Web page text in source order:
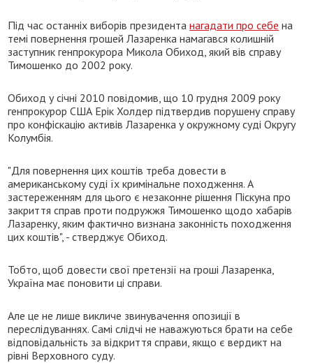
Під час останніх виборів президентанагадати про себе на
темі повернення грошей Лазаренка намагався колишній
заступник генпрокурора Микола Обиход, який вів справу
Тимошенко до 2002 року.
Обиход у січні 2010 повідомив, що 10 грудня 2009 року
генпрокурор США Ерік Холдер підтвердив порушену справу
про конфіскацію активів Лазаренка у окружному суді Округу
Колумбія.
"Для повернення цих коштів треба довести в
американському суді їх кримінальне походження. А
застереженням для цього є незаконне рішення Піскуна про
закриття справ проти подружжя Тимошенко щодо хабарів
Лазаренку, яким фактично визнана законність походження
цих коштів", - стверджує Обиход.
Тобто, щоб довести свої претензії на гроші Лазаренка,
Україна має поновити ці справи.
Але це не лише викличе звинувачення опозиції в
переслідуваннях. Самі слідчі не наважуються брати на себе
відповідальність за відкриття справи, якщо є вердикт на
рівні Верховного суду.